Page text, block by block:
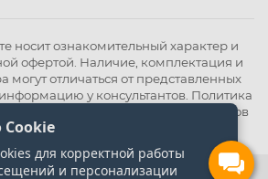
носит ознакомительный характер и
офертой. Наличие, комплектация и
могут отличаться от представленных
у консультантов. Политика
Политика обработки файлов
для корректной работы
и персонализации